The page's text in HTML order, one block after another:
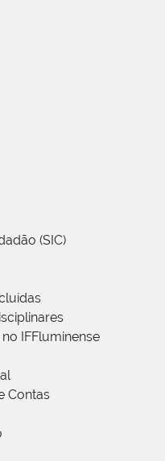
(SIC)
IFFluminense
Contas